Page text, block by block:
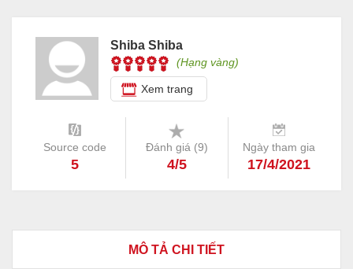
Shiba Shiba
(Hạng vàng)
Xem trang
Source code
5
Đánh giá (9)
4/5
Ngày tham gia
17/4/2021
MÔ TẢ CHI TIẾT